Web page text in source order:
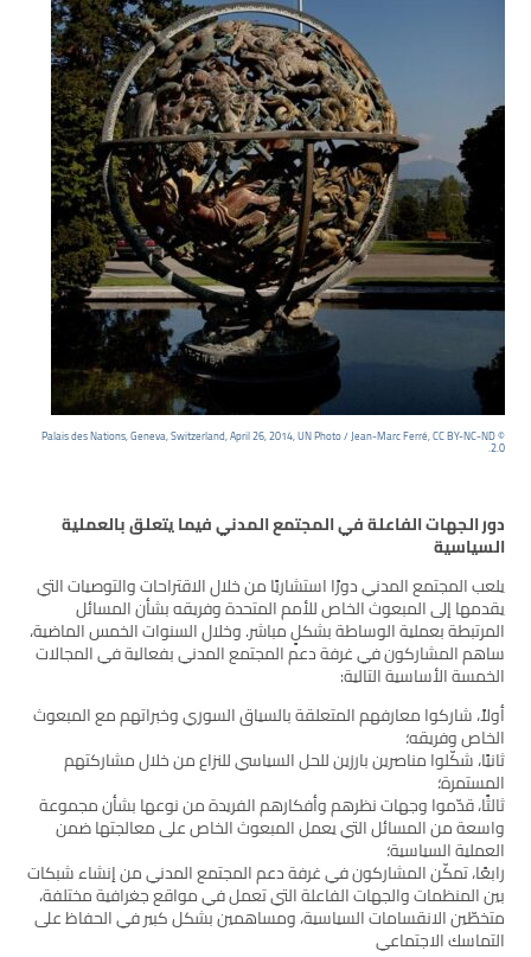
© Palais des Nations, Geneva, Switzerland, April 26, 2014, UN Photo / Jean-Marc Ferré, CC BY-NC-ND
2.0.
دور الجهات الفاعلة في المجتمع المدني فيما يتعلق بالعملية
السياسية
يلعب المجتمع المدني دورًا استشاريًا من خلال الاقتراحات والتوصيات التي
يقدمها إلى المبعوث الخاص للأمم المتحدة وفريقه بشأن المسائل
المرتبطة بعملية الوساطة بشكلٍ مباشر. وخلال السنوات الخمس الماضية،
ساهم المشاركون في غرفة دعم المجتمع المدني بفعالية في المجالات
الخمسة الأساسية التالية:
أولاً، شاركوا معارفهم المتعلقة بالسياق السوري وخبراتهم مع المبعوث
الخاص وفريقه؛
ثانيًا، شكّلوا مناصرين بارزين للحل السياسي للنزاع من خلال مشاركتهم
المستمرة؛
ثالثًا، قدّموا وجهات نظرهم وأفكارهم الفريدة من نوعها بشأن مجموعة
واسعة من المسائل التي يعمل المبعوث الخاص على معالجتها ضمن
العملية السياسية؛
رابعًا، تمكّن المشاركون في غرفة دعم المجتمع المدني من إنشاء شبكات
بين المنظمات والجهات الفاعلة التي تعمل في مواقع جغرافية مختلفة،
متخطّين الانقسامات السياسية، ومساهمين بشكل كبير في الحفاظ على
التماسك الاجتماعي